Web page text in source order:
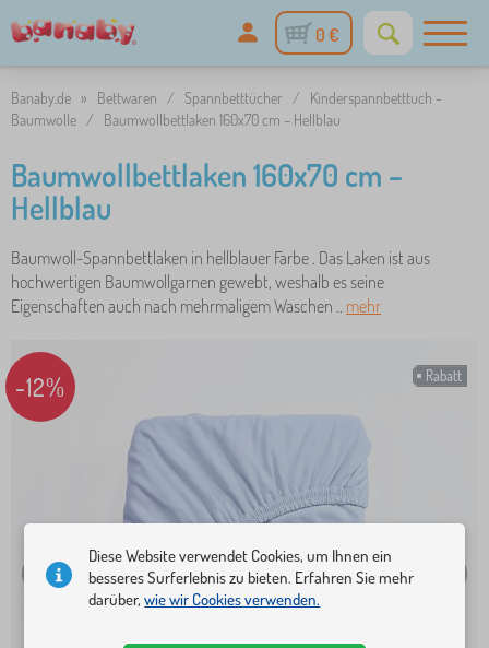
0 €
Banaby.de » Bettwaren / Spannbetttücher /
Kinderspannbetttuch -
Baumwolle / Baumwollbettlaken 160x70 cm – Hellblau
Baumwollbettlaken 160x70 cm –
Hellblau
Baumwoll-Spannbettlaken in hellblauer Farbe . Das Laken ist aus
hochwertigen Baumwollgarnen gewebt, weshalb es seine
Eigenschaften auch nach mehrmaligem Waschen .. mehr
Rabatt
-12%
Diese Website verwendet Cookies, um Ihnen ein
besseres Surferlebnis zu bieten. Erfahren Sie mehr
darüber,wie wir Cookies verwenden.